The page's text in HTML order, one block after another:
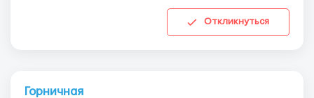
Откликнуться
Горничная